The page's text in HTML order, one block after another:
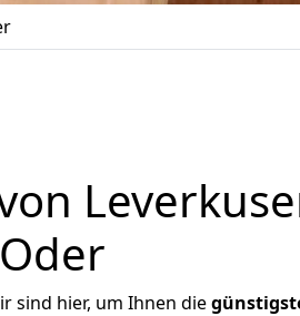
sind hier, um Ihnen die